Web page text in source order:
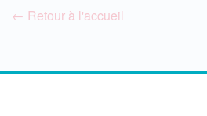
← Retour à l'accueil